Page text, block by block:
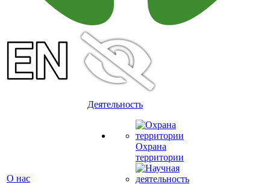
О нас
Деятельность
Охрана
территории